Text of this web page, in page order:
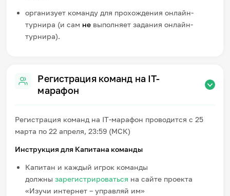
организует команду для прохождения онлайн-
турнира (и сам не выполняет задания онлайн-
турнира).
Регистрация команд на IT-
марафон
Регистрация команд на IT-марафон проводится с 25
марта по 22 апреля, 23:59 (МСК)
Инструкция для Капитана команды
Капитан и каждый игрок команды
должнызарегистрироваться на сайте проекта
«Изучи интернет – управляй им»